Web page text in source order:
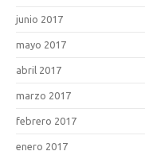
junio 2017
mayo 2017
abril 2017
marzo 2017
febrero 2017
enero 2017